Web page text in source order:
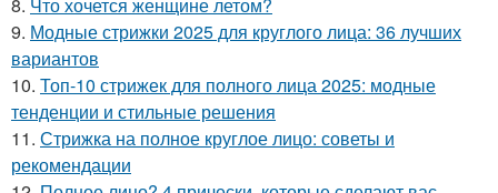
9. Модные стрижки 2025 для круглого лица: 36 лучших
вариантов
10. Топ-10 стрижек для полного лица 2025: модные
тенденции и стильные решения
11. Стрижка на полное круглое лицо: советы и
рекомендации